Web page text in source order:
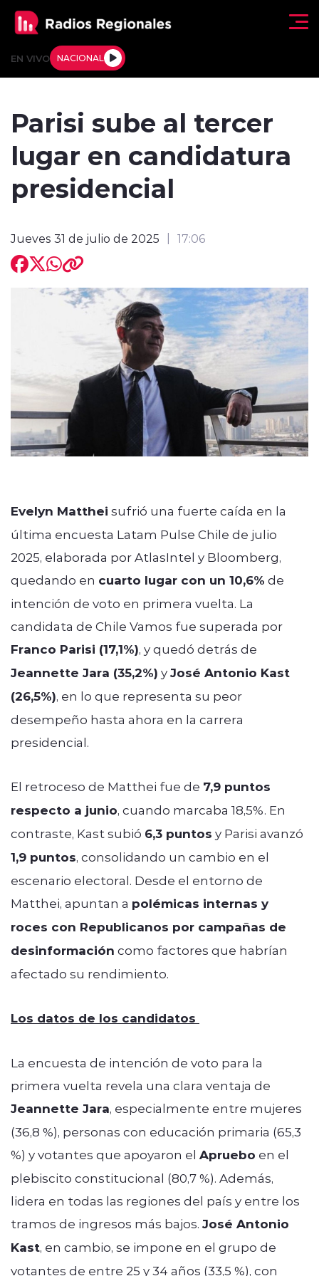
EN VIVO NACIONAL
Tendencias
Internacional
Regiones al Aire
Entrevistas
modo claro
Parisi sube al tercer
lugar en candidatura
presidencial
Jueves 31 de julio de 2025 17:06
Evelyn Matthei sufrió una fuerte caída en la
última encuesta Latam Pulse Chile de julio
2025, elaborada por AtlasIntel y Bloomberg,
quedando en cuarto lugar con un 10,6% de
intención de voto en primera vuelta. La
candidata de Chile Vamos fue superada por
Franco Parisi (17,1%), y quedó detrás de
Jeannette Jara (35,2%) yJosé Antonio Kast
(26,5%), en lo que representa su peor
desempeño hasta ahora en la carrera
presidencial.
El retroceso de Matthei fue de 7,9 puntos
respecto a junio, cuando marcaba 18,5%. En
contraste, Kast subió 6,3 puntos y Parisi avanzó
1,9 puntos, consolidando un cambio en el
escenario electoral. Desde el entorno de
Matthei, apuntan a polémicas internas y
roces con Republicanos por campañas de
desinformación como factores que habrían
afectado su rendimiento.
Los datos de los candidatos
La encuesta de intención de voto para la
primera vuelta revela una clara ventaja de
Jeannette Jara, especialmente entre mujeres
(36,8 %), personas con educación primaria (65,3
%) y votantes que apoyaron el Apruebo en el
plebiscito constitucional (80,7 %). Además,
lidera en todas las regiones del país y entre los
tramos de ingresos más bajos. José Antonio
Kast, en cambio, se impone en el grupo de
votantes de entre 25 y 34 años (33,5 %), con